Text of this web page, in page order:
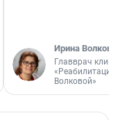
Ирина Волкова
Главврач
«Реабилитация
Волковой»